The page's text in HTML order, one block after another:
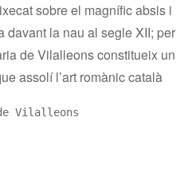
sobre el magnífic absis i
davant la nau al segle XII; per
de Vilalleons constitueix un
assolí l’art romànic català
Vilalleons